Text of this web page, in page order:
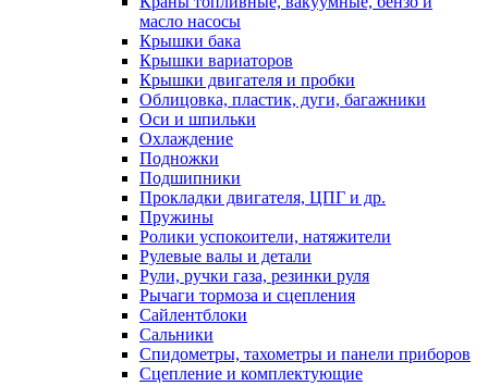
масло насосы
Крышки бака
Крышки вариаторов
Крышки двигателя и пробки
Облицовка, пластик, дуги, багажники
Оси и шпильки
Охлаждение
Подножки
Подшипники
Прокладки двигателя, ЦПГ и др.
Пружины
Ролики успокоители, натяжители
Рулевые валы и детали
Рули, ручки газа, резинки руля
Рычаги тормоза и сцепления
Сайлентблоки
Сальники
Спидометры, тахометры и панели приборов
Сцепление и комплектующие